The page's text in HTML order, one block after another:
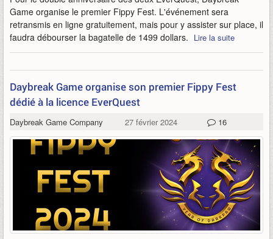
Game organise le premier Fippy Fest. L'événement sera
retransmis en ligne gratuitement, mais pour y assister sur place, il
faudra débourser la bagatelle de 1499 dollars. Lire la suite
Daybreak Game organise son premier Fippy Fest
dédié à la licence EverQuest
Daybreak Game Company 27 février 2024 16